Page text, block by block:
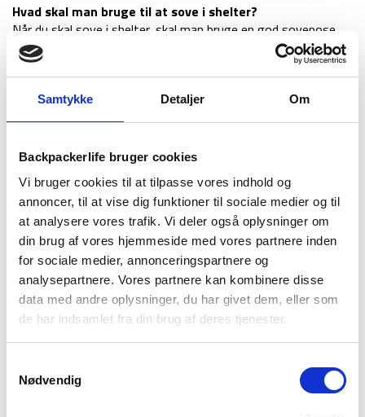
Samtykke Detaljer Om
Backpackerlife bruger cookies
Vi bruger cookies til at tilpasse vores indhold og
annoncer, til at vise dig funktioner til sociale medier og til
at analysere vores trafik. Vi deler også oplysninger om
din brug af vores hjemmeside med vores partnere inden
for sociale medier, annonceringspartnere og
analysepartnere. Vores partnere kan kombinere disse
data med andre oplysninger, du har givet dem, eller som
de har indsamlet fra din brug af deres tjenester.
Nødvendig
Hvad skal man bruge til at sove i shelter?
Når du skal sove i shelter, skal man bruge en god sovepose
alt efter sæsonen, et liggeunderlag, pandelampe
vandrerygsæk, spiseudstyr,
4.3/5 - (507 votes)
shelter,shelter i danmark,sheltertur
Seneste artikler